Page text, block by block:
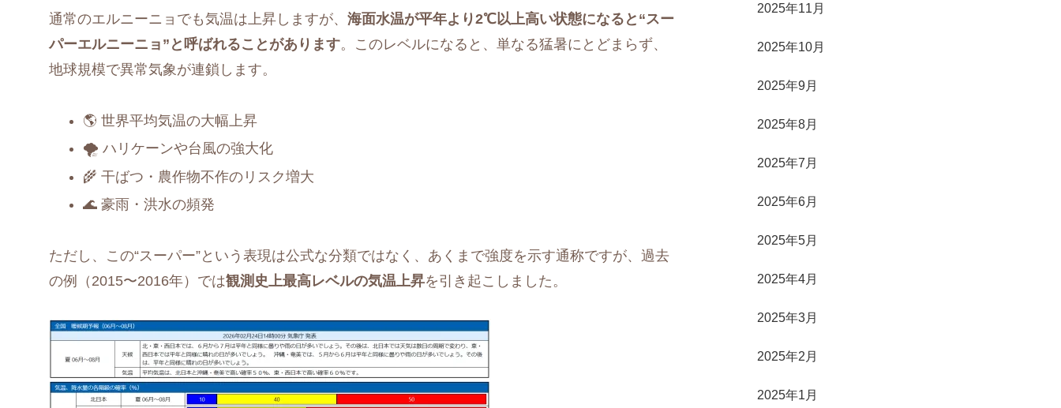
通常のエルニーニョでも気温は上昇しますが、 海面水温が平年より2℃以上高い状態になると“スー
パーエルニーニョ”と呼ばれることがあります。このレベルになると、単なる猛暑にとどまらず、
地球規模で異常気象が連鎖します。
🌎 世界平均気温の大幅上昇
🌪️ ハリケーンや台風の強大化
🌾 干ばつ・農作物不作のリスク増大
🌊 豪雨・洪水の頻発
ただし、この“スーパー”という表現は公式な分類ではなく、あくまで強度を示す通称ですが、過去
の例（2015〜2016年）では観測史上最高レベルの気温上昇を引き起こしました。
2025年11月
2025年10月
2025年9月
2025年8月
2025年7月
2025年6月
2025年5月
2025年4月
2025年3月
2025年2月
2025年1月